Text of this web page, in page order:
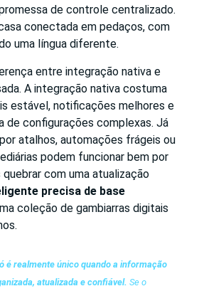
de controle centralizado.
conectada em pedaços, com
uma língua diferente.
entre integração nativa e
A integração nativa costuma
estável, notificações melhores e
de configurações complexas. Já
atalhos, automações frágeis ou
podem funcionar bem por
com uma atualização
precisa de base
coleção de gambiarras digitais
é realmente único quando a informação
atualizada e confiável. Se o